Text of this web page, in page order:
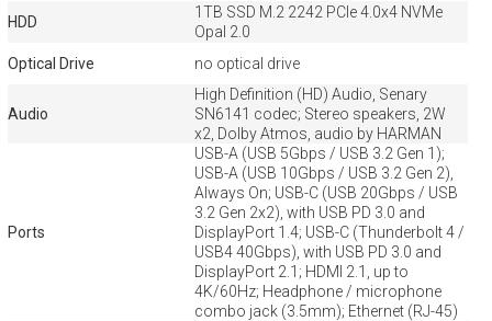
HDD
1TB SSD M.2 2242 PCIe 4.0x4 NVMe
Opal 2.0
Optical Drive
no optical drive
Audio
High Definition (HD) Audio, Senary
SN6141 codec; Stereo speakers, 2W
x2, Dolby Atmos, audio by HARMAN
Ports
USB-A (USB 5Gbps / USB 3.2 Gen 1);
USB-A (USB 10Gbps / USB 3.2 Gen 2),
Always On; USB-C (USB 20Gbps / USB
3.2 Gen 2x2), with USB PD 3.0 and
DisplayPort 1.4; USB-C (Thunderbolt 4 /
USB4 40Gbps), with USB PD 3.0 and
DisplayPort 2.1; HDMI 2.1, up to
4K/60Hz; Headphone / microphone
combo jack (3.5mm); Ethernet (RJ-45)